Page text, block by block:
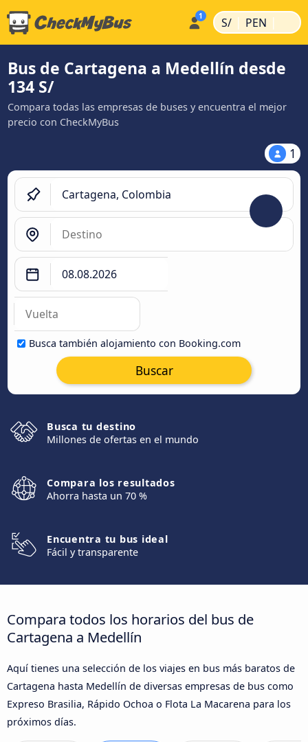
S/ | PEN |
Bus de Cartagena a Medellín desde
134 S/
Compara todas las empresas de buses y encuentra el mejor
precio con CheckMyBus
1
Busca también alojamiento con Booking.com
Buscar
Busca tu destino
Millones de ofertas en el mundo
Compara los resultados
Ahorra hasta un 70 %
Encuentra tu bus ideal
Fácil y transparente
Compara todos los horarios del bus de
Cartagena a Medellín
Aquí tienes una selección de los viajes en bus más baratos de
Cartagena hasta Medellín de diversas empresas de bus como
Expreso Brasilia, Rápido Ochoa o Flota La Macarena para los
próximos días.